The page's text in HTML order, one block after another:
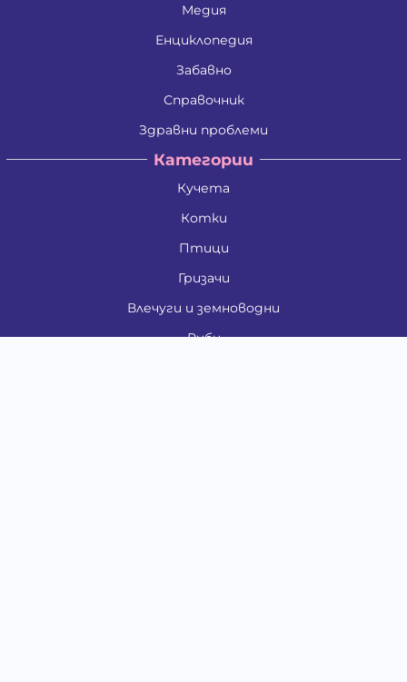
Медия
Енциклопедия
Забавно
Справочник
Здравни проблеми
Категории
Кучета
Котки
Птици
Гризачи
Влечуги и земноводни
Риби